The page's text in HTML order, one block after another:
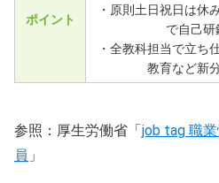
ポイント
・原則土日祝日は休
で自己研
・全教科担当で立ち
教育など新
参照：厚生労働省「 job tag 職
員 」